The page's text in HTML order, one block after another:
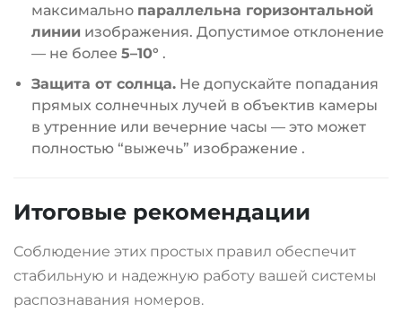
максимально параллельна горизонтальной
линии изображения. Допустимое отклонение
— не более 5–10° .
Защита от солнца. Не допускайте попадания
прямых солнечных лучей в объектив камеры
в утренние или вечерние часы — это может
полностью “выжечь” изображение .
Итоговые рекомендации
Соблюдение этих простых правил обеспечит
стабильную и надежную работу вашей системы
распознавания номеров.